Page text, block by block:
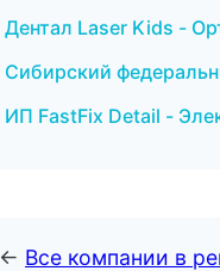
Дентал Laser Kids -
Сибирский
ИП FastFix Detail -
← Все компании в